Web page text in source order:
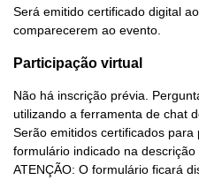
Será emitido certificado digital
comparecerem ao evento.
Participação virtual
Não há inscrição prévia.
utilizando a ferramenta de chat
Serão emitidos certificados
formulário indicado na descrição
ATENÇÃO: O formulário ficará